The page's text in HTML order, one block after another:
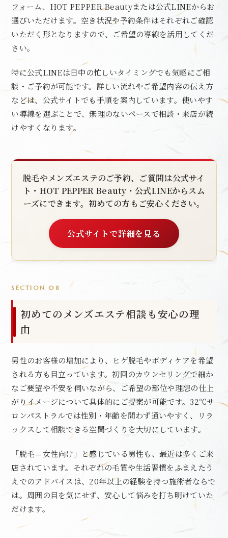
フォーム、HOT PEPPER Beautyまたは公式LINEからお
選びいただけます。空き状況や予約条件はそれぞれご確認
いただく形となりますので、ご希望の導線を活用してくだ
さい。
特に公式LINEは日中の忙しいタイミングでも気軽にご相
談・ご予約が可能です。詳しい流れやご希望内容の伝え方
などは、公式サイトでも手順を案内しています。使いやす
い導線を選ぶことで、無理のないペースで相談・来店が続
けやすくなります。
脱毛やメンズエステのご予約、ご質問は公式サイ
ト・HOT PEPPER Beauty・公式LINEからスム
ーズにできます。初めての方もご安心ください。
公式サイトで詳細を見る
SECTION 08
初めてのメンズエステ相談も安心の理
由
男性のお客様の増加により、ヒゲ脱毛やボディケアを希望
される方も目立っています。初回のカウンセリングで細か
なご要望や不安を伺いながら、ご希望の部位や理想の仕上
がりイメージについて具体的にご提案が可能です。32℃サ
ロンパストラルでは性別・年齢を問わず通いやすく、リラ
ックスして相談できる空間づくりを大切にしています。
「脱毛＝女性向け」と感じている男性も、最近は多くご来
店されています。それぞれの毛質や生活習慣をふまえたう
えでのアドバイスは、20年以上の経験を持つ施術者ならで
は。周囲の目を気にせず、安心して悩みを打ち明けていた
だけます。